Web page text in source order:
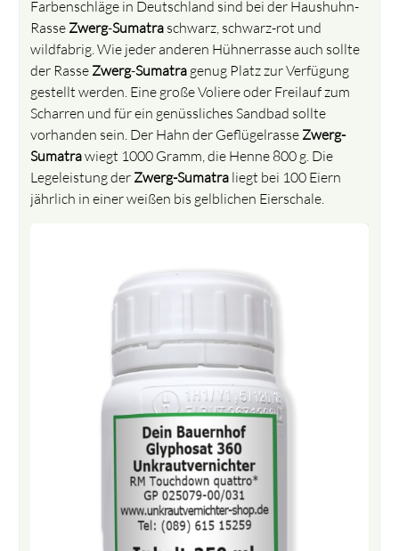
Farbenschläge in Deutschland sind bei der Haushuhn-
Rasse Zwerg-Sumatra schwarz, schwarz-rot und
wildfabrig. Wie jeder anderen Hühnerrasse auch sollte
der Rasse Zwerg-Sumatra genug Platz zur Verfügung
gestellt werden. Eine große Voliere oder Freilauf zum
Scharren und für ein genüssliches Sandbad sollte
vorhanden sein. Der Hahn der Geflügelrasse Zwerg-
Sumatrawiegt 1000 Gramm, die Henne 800 g. Die
Legeleistung der Zwerg-Sumatra liegt bei 100 Eiern
jährlich in einer weißen bis gelblichen Eierschale.